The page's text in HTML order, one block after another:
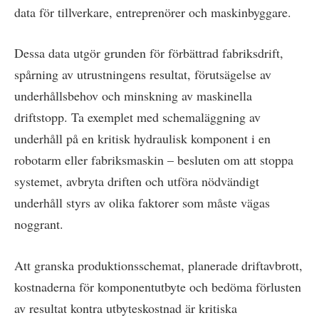
data för tillverkare, entreprenörer och maskinbyggare.
Dessa data utgör grunden för förbättrad fabriksdrift,
spårning av utrustningens resultat, förutsägelse av
underhållsbehov och minskning av maskinella
driftstopp. Ta exemplet med schemaläggning av
underhåll på en kritisk hydraulisk komponent i en
robotarm eller fabriksmaskin – besluten om att stoppa
systemet, avbryta driften och utföra nödvändigt
underhåll styrs av olika faktorer som måste vägas
noggrant.
Att granska produktionsschemat, planerade driftavbrott,
kostnaderna för komponentutbyte och bedöma förlusten
av resultat kontra utbyteskostnad är kritiska